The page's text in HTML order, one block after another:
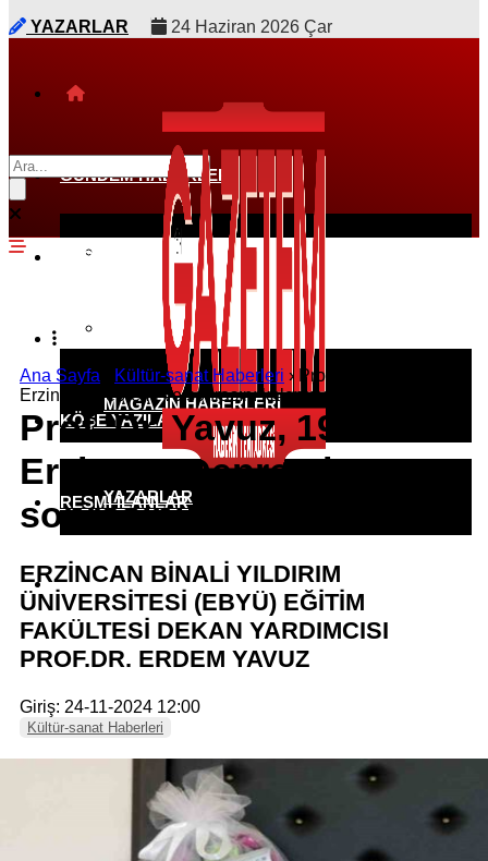
YAZARLAR
24 Haziran 2026 Çar
GÜNDEM HABERLERI
EKONOMI HABERLERI
POLITIKA HABERLERI
MAGAZIN HABERLERI
SPOR HABERLERI
RÖPORTAJLAR
KÖŞE YAZILARI
YAZARLAR
RESMI İLANLAR
KÜNYE
Ana Sayfa Kültür-sanat Haberleri ›
Prof. Dr. Yavuz, 1939
Erzincan Depremi ve sonrasını kaleme aldı
Prof. Dr. Yavuz, 1939
Erzincan Depremi ve
sonrasını kaleme aldı
ERZİNCAN BİNALİ YILDIRIM
ÜNİVERSİTESİ (EBYÜ) EĞİTİM
FAKÜLTESİ DEKAN YARDIMCISI
PROF.DR. ERDEM YAVUZ
Giriş: 24-11-2024 12:00
Kültür-sanat Haberleri